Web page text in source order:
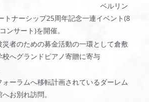
ベルリン
トナーシップ25周年記念一連イベント(8
ンサート)を開催。
災者のための募金活動の一環として倉敷
校へグランドピアノ寄贈に寄与
ォーラムへ移転計画されているダーレム
お別れ訪問。